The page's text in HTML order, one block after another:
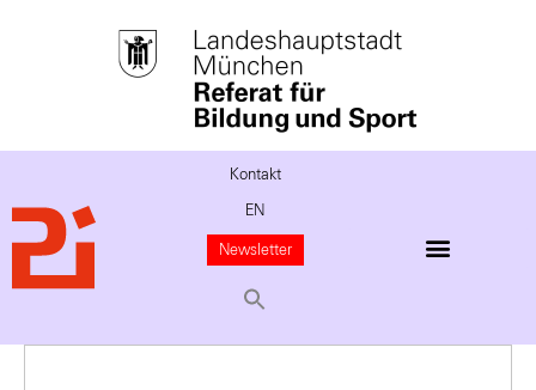
Kontakt
EN
Newsletter